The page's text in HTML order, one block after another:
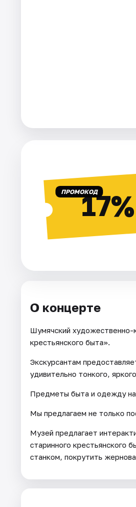
ПРОМОКОД17%
О концерте
Шумячский художественно-
крестьянского быта».
Экскурсантам
удивительно тонкого,
Предметы быта и одежду
Мы предлагаем не только
Музей предлагает
старинного крестьянского
станком, покрутить